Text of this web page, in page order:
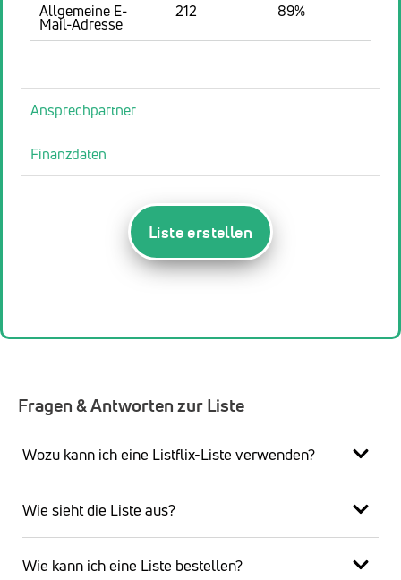
Allgemeine E-
Mail-Adresse
212 89%
Ansprechpartner
Finanzdaten
Liste erstellen
Fragen & Antworten zur Liste
Wozu kann ich eine Listflix-Liste verwenden?
Wie sieht die Liste aus?
Wie kann ich eine Liste bestellen?